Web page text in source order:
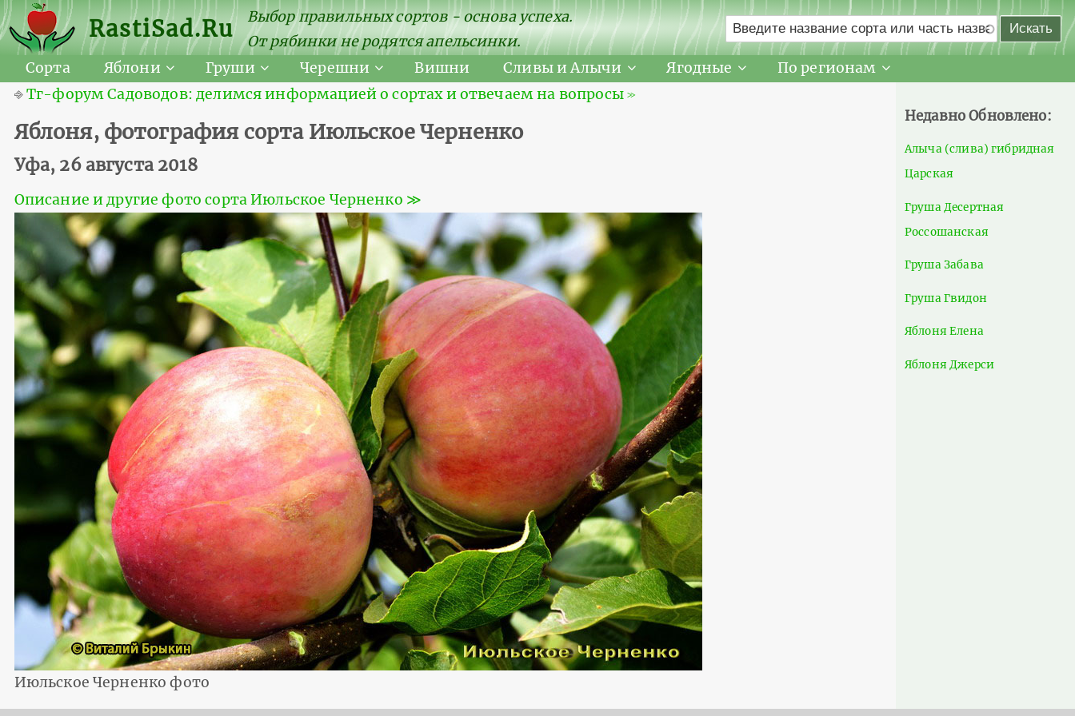
RastiSad.Ru
Выбор правильных сортов - основа успеха.
От рябинки не родятся апельсинки.
Сорта
Яблони Груши Черешни Вишни Сливы и Алычи Ягодные
По регионам
⎆Тг-форум Садоводов: делимся информацией о сортах и отвечаем на вопросы ≫
Яблоня, фотография сорта Июльское Черненко
Уфа, 26 августа 2018
Описание и другие фото сорта Июльское Черненко ≫
Июльское Черненко фото
Недавно Обновлено:
Алыча (слива) гибридная
Царская
Груша Десертная
Россошанская
Груша Забава
Груша Гвидон
Яблоня Елена
Яблоня Джерси